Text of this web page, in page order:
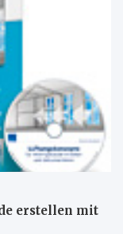
erstellen mit